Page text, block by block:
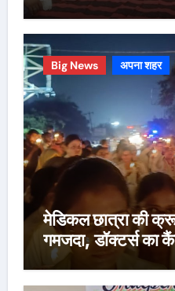
Big News अपना शहर
मेडिकल छात्रा की
गमजदा, डॉक्टर्स का